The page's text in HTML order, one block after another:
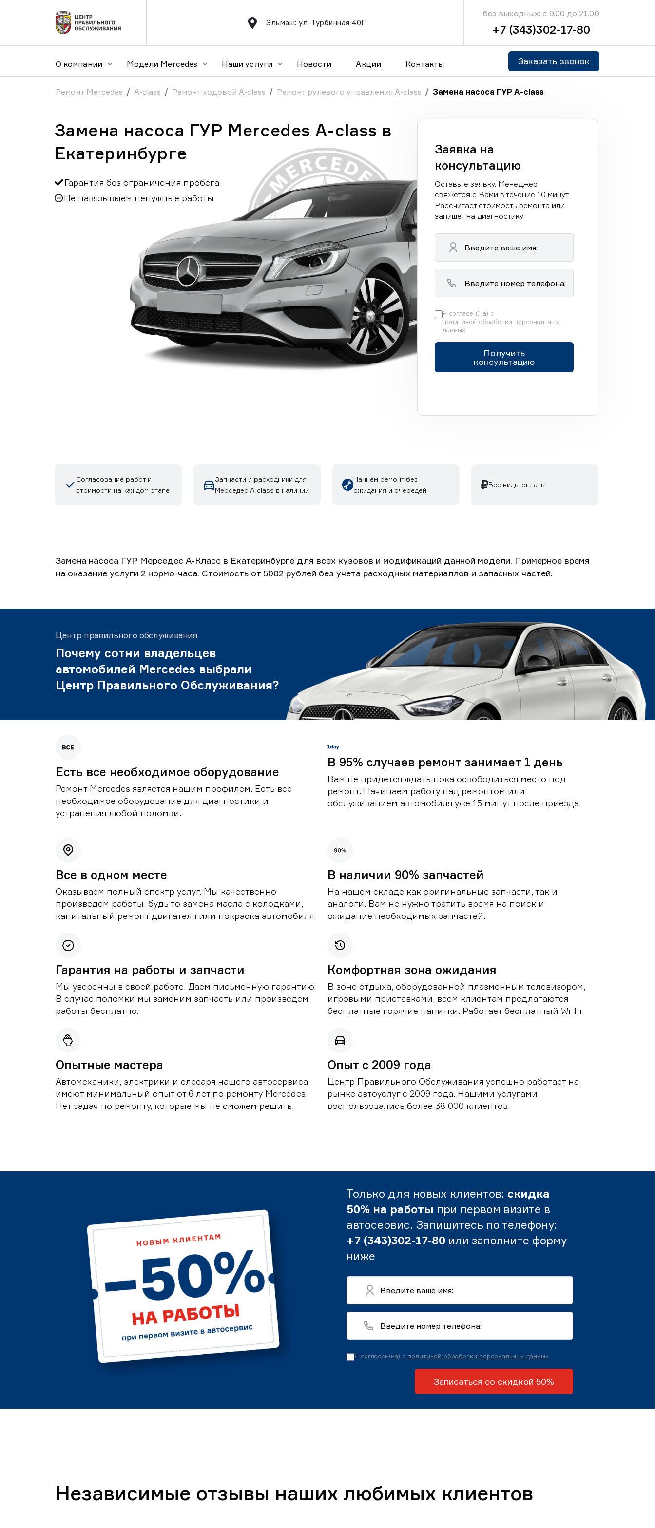
Эльмаш: ул. Турбинная 40Г
без выходных: с 9.00 до 21.00
+7 (343)302-17-80
О компании Модели Mercedes Наши услуги Новости Акции Контакты Заказать звонок
Ремонт Mercedes A-class Ремонт ходовой A-class Ремонт рулевого управления A-class Замена насоса ГУР A-class
Замена насоса ГУР Mercedes A-class в
Екатеринбурге
Гарантия без ограничения пробега
Не навязывыем ненужные работы
Заявка на
консультацию
Оставьте заявку. Менеджер
свяжется с Вами в течение 10 минут.
Рассчитает стоимость ремонта или
запишет на диагностику
Я согласен(на) с
политикой обработки персональных
данных
Получить
консультацию
Согласование работ и
стоимости на каждом этапе
Запчасти и расходники для
Мерседес A-class в наличии
Начнем ремонт без
ожидания и очередей
Все виды оплаты
Замена насоса ГУР Мерседес А-Класс в Екатеринбурге для всех кузовов и модификаций данной модели. Примерное время
на оказание услуги 2 нормо-часа. Стоимость от 5002 рублей без учета расходных материаллов и запасных частей.
Центр правильного обслуживания
Почему сотни владельцев
автомобилей Mercedes выбрали
Центр Правильного Обслуживания?
Есть все необходимое оборудование
Ремонт Mercedes является нашим профилем. Есть все
необходимое оборудование для диагностики и
устранения любой поломки.
В 95% случаев ремонт занимает 1 день
Вам не придется ждать пока освободиться место под
ремонт. Начинаем работу над ремонтом или
обслуживанием автомобиля уже 15 минут после приезда.
Все в одном месте
Оказываем полный спектр услуг. Мы качественно
произведем работы, будь то замена масла с колодками,
капитальный ремонт двигателя или покраска автомобиля.
В наличии 90% запчастей
На нашем складе как оригинальные запчасти, так и
аналоги. Вам не нужно тратить время на поиск и
ожидание необходимых запчастей.
Гарантия на работы и запчасти
Мы уверенны в своей работе. Даем письменную гарантию.
В случае поломки мы заменим запчасть или произведем
работы бесплатно.
Комфортная зона ожидания
В зоне отдыха, оборудованной плазменным телевизором,
игровыми приставками, всем клиентам предлагаются
бесплатные горячие напитки. Работает бесплатный Wi-Fi.
Опытные мастера
Автомеханики, электрики и слесаря нашего автосервиса
имеют минимальный опыт от 6 лет по ремонту Mercedes.
Нет задач по ремонту, которые мы не сможем решить.
Опыт с 2009 года
Центр Правильного Обслуживания успешно работает на
рынке автоуслуг с 2009 года. Нашими услугами
воспользовались более 38 000 клиентов.
Только для новых клиентов: скидка
50% на работы при первом визите в
автосервис. Запишитесь по телефону:
+7 (343)302-17-80 или заполните форму
ниже
Я согласен(на) с политикой обработки персональных данных
Записаться со скидкой 50%
Независимые отзывы наших любимых клиентов